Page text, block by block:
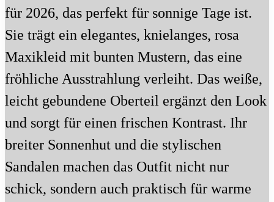
für 2026, das perfekt für sonnige Tage ist.
Sie trägt ein elegantes, knielanges, rosa
Maxikleid mit bunten Mustern, das eine
fröhliche Ausstrahlung verleiht. Das weiße,
leicht gebundene Oberteil ergänzt den Look
und sorgt für einen frischen Kontrast. Ihr
breiter Sonnenhut und die stylischen
Sandalen machen das Outfit nicht nur
schick, sondern auch praktisch für warme